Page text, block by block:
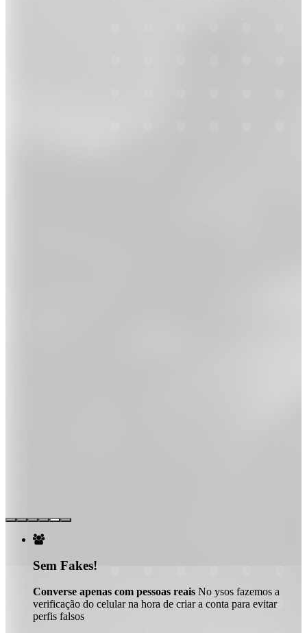

Sem Fakes!
Converse apenas com pessoas reais No ysos fazemos a
verificação do celular na hora de criar a conta para evitar
perfis falsos